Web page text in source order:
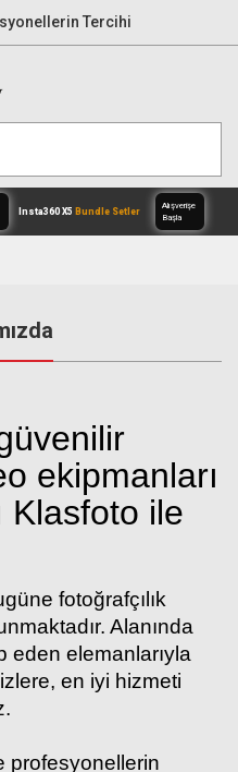
Tercihi
Başla
ekipmanları
Klasfoto ile
fotoğrafçılık
Alanında
eden elemanlarıyla
en iyi hizmeti
profesyonellerin